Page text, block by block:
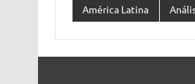
América Latina